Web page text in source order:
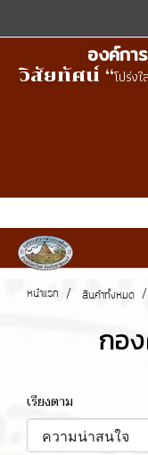
องค์กา
วิสัยทัศน์ “โปร่ง
หน้าแรก สินค้าทั้งหมด
กอ
เรียงตาม